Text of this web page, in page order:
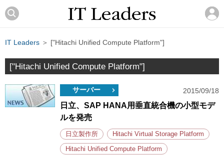
IT Leaders ＞ ["Hitachi Unified Compute Platform"]
["Hitachi Unified Compute Platform"]
サーバー 2015/09/18
日立、SAP HANA用垂直統合機の小型モデ
ルを発売
日立製作所 Hitachi Virtual Storage Platform
Hitachi Unified Compute Platform